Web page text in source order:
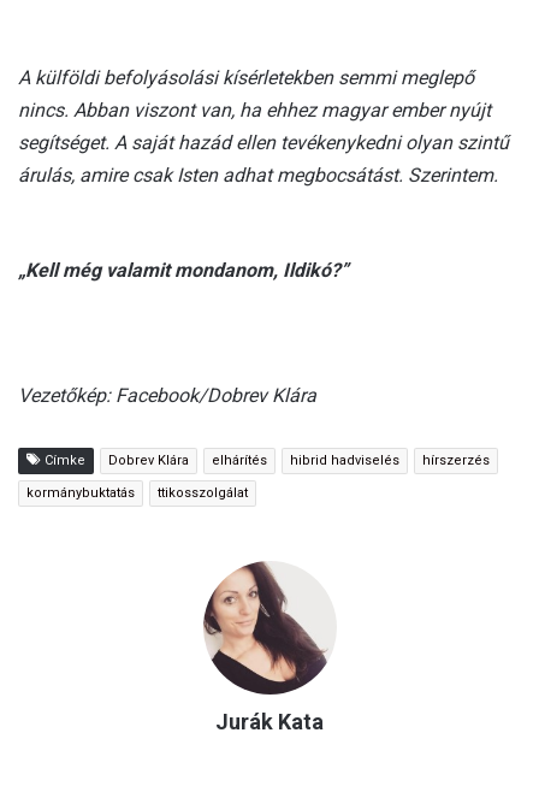
A külföldi befolyásolási kísérletekben semmi meglepő
nincs. Abban viszont van, ha ehhez magyar ember nyújt
segítséget. A saját hazád ellen tevékenykedni olyan szintű
árulás, amire csak Isten adhat megbocsátást. Szerintem.
„Kell még valamit mondanom, Ildikó?”
Vezetőkép: Facebook/Dobrev Klára
Címke Dobrev Klára elhárítés hibrid hadviselés hírszerzés
kormánybuktatás ttikosszolgálat
Jurák Kata